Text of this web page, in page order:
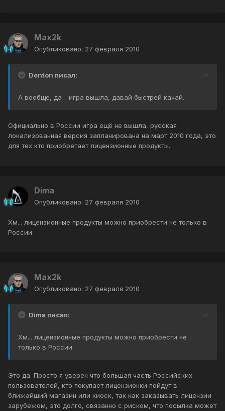
Max2k
Опубликовано: 27 февраля 2010
Denton писал:
А вообще, да - игра вышла, давай быстрей качай.
Официально в России игра ещё не вышла, русская
локализованная версия запланирована на март 2010 года, это
для тех кто приобретает лицензионные продукты.
Dima
Опубликовано: 27 февраля 2010
Хм... лицензионные продукты можно приобрести не только в
России.
Max2k
Опубликовано: 27 февраля 2010
Dima писал:
Хм... лицензионные продукты можно приобрести не
только в России.
Это да. Просто я уверен что большая часть Российских
пользователей, кто покупает лицензионки пойдут в
ближайший магазин или киоск, так как заказывать лицензии
зарубежом, это долго, связанно с риском, что посылка может